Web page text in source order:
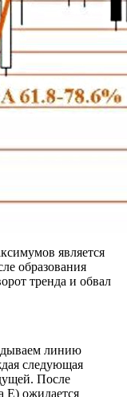
является
образования
тренда и обвал
линию
следующая
После
Е) ожидается